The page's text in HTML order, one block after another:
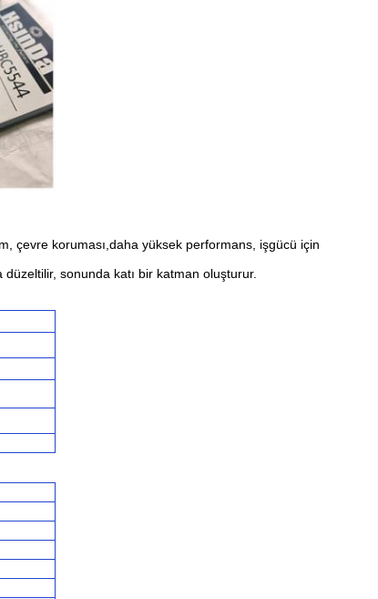
çevre koruması,daha yüksek performans, işgücü için
sonunda katı bir katman oluşturur.